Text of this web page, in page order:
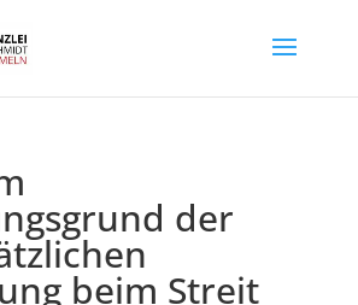
der
beim Streit